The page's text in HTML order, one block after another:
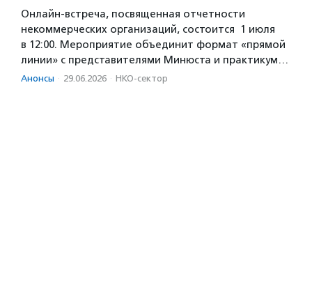
Онлайн-встреча, посвященная отчетности
некоммерческих организаций, состоится 1 июля
в 12:00. Мероприятие объединит формат «прямой
линии» с представителями Минюста и практикум…
Анонсы · 29.06.2026 · НКО-сектор